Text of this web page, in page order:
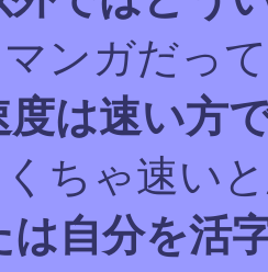
ンガだっ
度は速い方
ちゃ速い
は自分を活